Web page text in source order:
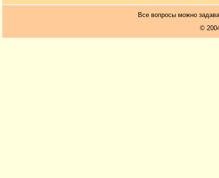
Все вопросы можно
©